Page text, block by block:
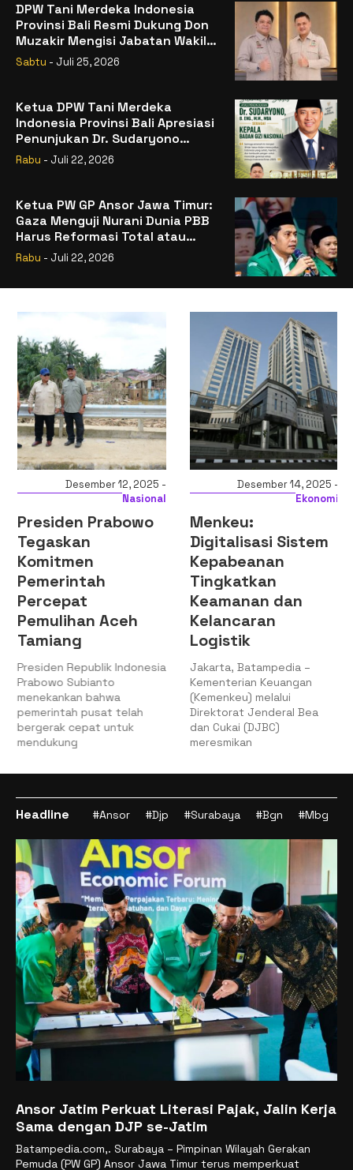
DPW Tani Merdeka Indonesia
Provinsi Bali Resmi Dukung Don
Muzakir Mengisi Jabatan Wakil
Menteri Pertanian RI
Sabtu - Juli 25, 2026
Ketua DPW Tani Merdeka
Indonesia Provinsi Bali Apresiasi
Penunjukan Dr. Sudaryono
sebagai Kepala Badan Gizi
Rabu - Juli 22, 2026
Ketua PW GP Ansor Jawa Timur:
Gaza Menguji Nurani Dunia PBB
Harus Reformasi Total atau
Kehilangan Legitimasi
Rabu - Juli 22, 2026
Desember 12, 2025 -
Nasional
Presiden Prabowo
Tegaskan
Komitmen
Pemerintah
Percepat
Pemulihan Aceh
Tamiang
Presiden Republik Indonesia
Prabowo Subianto
menekankan bahwa
pemerintah pusat telah
bergerak cepat untuk
mendukung
Desember 14, 2025 -
Ekonomi
Menkeu:
Digitalisasi Sistem
Kepabeanan
Tingkatkan
Keamanan dan
Kelancaran
Logistik
Jakarta, Batampedia –
Kementerian Keuangan
(Kemenkeu) melalui
Direktorat Jenderal Bea
dan Cukai (DJBC)
meresmikan
Headline #Ansor #Djp #Surabaya #Bgn #Mbg
Ansor Jatim Perkuat Literasi Pajak, Jalin Kerja
Sama dengan DJP se-Jatim
Batampedia.com,. Surabaya – Pimpinan Wilayah Gerakan
Pemuda (PW GP) Ansor Jawa Timur terus memperkuat